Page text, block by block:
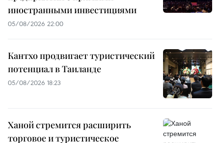
иностранными инвестициями
05/08/2026 22:00
Кантхо продвигает туристический
потенциал в Таиланде
05/08/2026 18:23
Ханой стремится расширить
торговое и туристическое